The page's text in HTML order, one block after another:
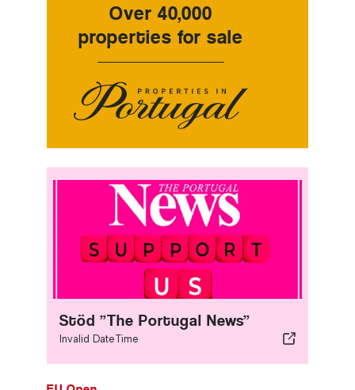
Over 40,000
properties for sale
Stöd ”The Portugal News”
Invalid DateTime